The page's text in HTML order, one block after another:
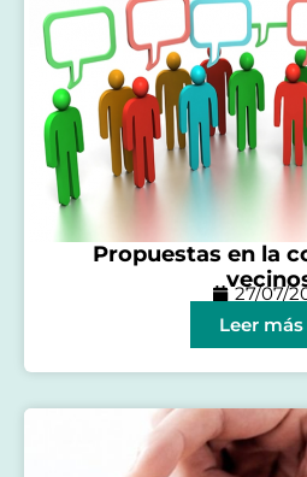
Propuestas en la
27/07/
Leer más